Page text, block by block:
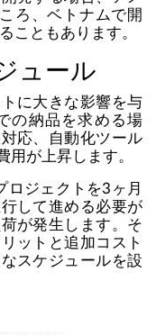
ろ、ベトナムで開
こともあります。
ュール
に大きな影響を与
の納品を求める場
応、自動化ツール
用が上昇します。
ロジェクトを3ヶ月
して進める必要が
が発生します。そ
ットと追加コスト
スケジュールを設